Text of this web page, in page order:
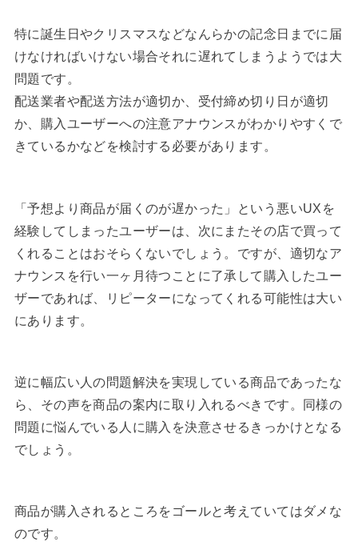
特に誕生日やクリスマスなどなんらかの記念日までに届
けなければいけない場合それに遅れてしまうようでは大
問題です。
配送業者や配送方法が適切か、受付締め切り日が適切
か、購入ユーザーへの注意アナウンスがわかりやすくで
きているかなどを検討する必要があります。
「予想より商品が届くのが遅かった」という悪いUXを
経験してしまったユーザーは、次にまたその店で買って
くれることはおそらくないでしょう。ですが、適切なア
ナウンスを行い一ヶ月待つことに了承して購入したユー
ザーであれば、リピーターになってくれる可能性は大い
にあります。
逆に幅広い人の問題解決を実現している商品であったな
ら、その声を商品の案内に取り入れるべきです。同様の
問題に悩んでいる人に購入を決意させるきっかけとなる
でしょう。
商品が購入されるところをゴールと考えていてはダメな
のです。